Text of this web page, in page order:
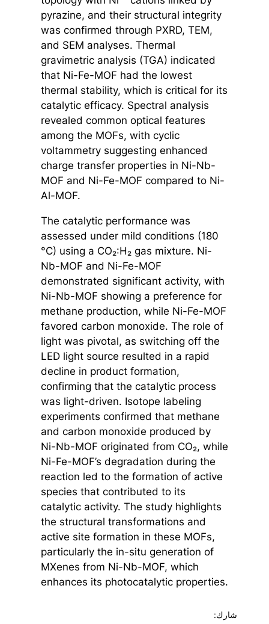
pyrazine, and their structural integrity
was confirmed through PXRD, TEM,
and SEM analyses. Thermal
gravimetric analysis (TGA) indicated
that Ni-Fe-MOF had the lowest
thermal stability, which is critical for its
catalytic efficacy. Spectral analysis
revealed common optical features
among the MOFs, with cyclic
voltammetry suggesting enhanced
charge transfer properties in Ni-Nb-
MOF and Ni-Fe-MOF compared to Ni-
Al-MOF.
The catalytic performance was
assessed under mild conditions (180
°C) using a CO₂:H₂ gas mixture. Ni-
Nb-MOF and Ni-Fe-MOF
demonstrated significant activity, with
Ni-Nb-MOF showing a preference for
methane production, while Ni-Fe-MOF
favored carbon monoxide. The role of
light was pivotal, as switching off the
LED light source resulted in a rapid
decline in product formation,
confirming that the catalytic process
was light-driven. Isotope labeling
experiments confirmed that methane
and carbon monoxide produced by
Ni-Nb-MOF originated from CO₂, while
Ni-Fe-MOF’s degradation during the
reaction led to the formation of active
species that contributed to its
catalytic activity. The study highlights
the structural transformations and
active site formation in these MOFs,
particularly the in-situ generation of
MXenes from Ni-Nb-MOF, which
enhances its photocatalytic properties.
شارك: